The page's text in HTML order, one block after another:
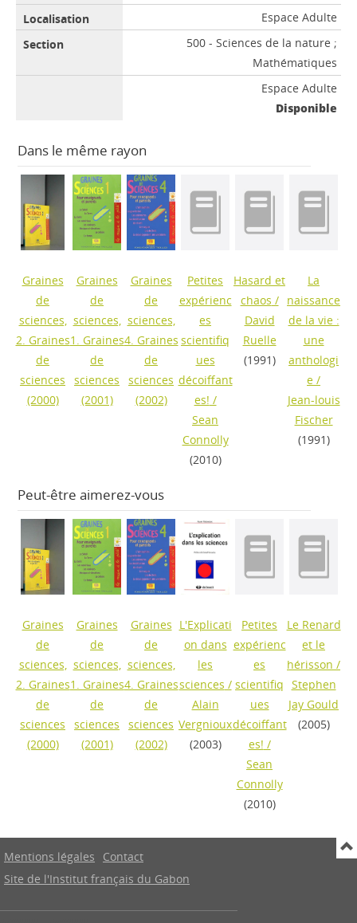
Espace Adulte
500 - Sciences de la nature ;
Mathématiques
Espace Adulte
Disponible
Dans le même rayon
Graines
de
sciences,
2. Graines
de
sciences
(2000)
Graines
de
sciences,
1. Graines
de
sciences
(2001)
Graines
de
sciences,
4. Graines
de
sciences
(2002)
Petites
expérienc
es
scientifiq
ues
décoiffant
es! /
Sean
Connolly
(2010)
Hasard et
chaos /
David
Ruelle
(1991)
La
naissance
de la vie :
une
anthologi
e /
Jean-louis
Fischer
(1991)
Peut-être aimerez-vous
Graines
de
sciences,
2. Graines
de
sciences
(2000)
Graines
de
sciences,
1. Graines
de
sciences
(2001)
Graines
de
sciences,
4. Graines
de
sciences
(2002)
L'Explicati
on dans
les
sciences /
Alain
Vergnioux
(2003)
Petites
expérienc
es
scientifiq
ues
décoiffant
es! /
Sean
Connolly
(2010)
Le Renard
et le
hérisson /
Stephen
Jay Gould
(2005)
Mentions légales
Contact
Site de l'Institut français du Gabon